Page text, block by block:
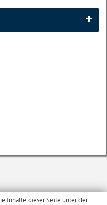
Inhalte dieser Seite unter der